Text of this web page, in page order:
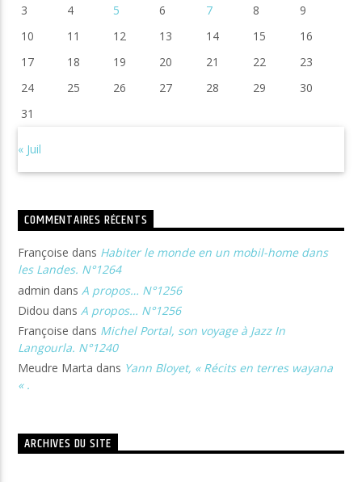
3 4 5 6 7 8
9
10
11 12 13 14 15
16
17
18 19 20 21 22
23
24
25 26 27 28 29
30
31
« Juil
COMMENTAIRES RÉCENTS
Françoise dans Habiter le monde en un mobil-home dans
les Landes. N°1264
admin dans A propos… N°1256
Didou dans A propos… N°1256
Françoise dans Michel Portal, son voyage à Jazz In
Langourla. N°1240
Meudre Marta dans Yann Bloyet, « Récits en terres wayana
« .
ARCHIVES DU SITE